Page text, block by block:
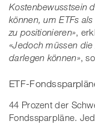
Kostenbewusstsein
können, um ETFs
zu positionieren»,
«Jedoch müssen
darlegen können»,
ETF-
44 Prozent der
Fondssparpläne.